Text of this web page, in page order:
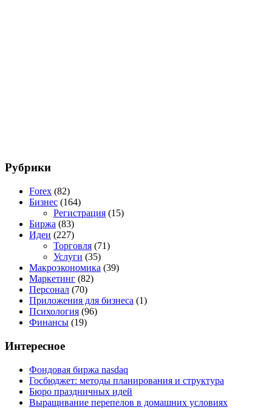
Рубрики
Forex (82)
Бизнес (164)
Регистрация (15)
Биржа (83)
Идеи (227)
Торговля (71)
Услуги (35)
Макроэкономика (39)
Маркетинг (82)
Персонал (70)
Приложения для бизнеса (1)
Психология (96)
Финансы (19)
Интересное
Фондовая биржа nasdaq
Госбюджет: методы планирования и структура
Бюро праздничных идей
Выращивание перепелов в домашних условиях